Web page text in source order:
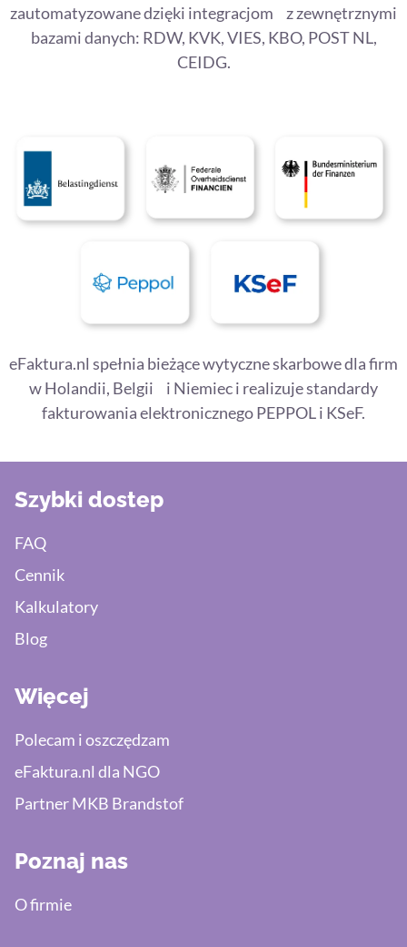
zautomatyzowane dzięki integracjom z zewnętrznymi
bazami danych: RDW, KVK, VIES, KBO, POST NL,
CEIDG.
eFaktura.nl spełnia bieżące wytyczne skarbowe dla firm
w Holandii, Belgii i Niemiec i realizuje standardy
fakturowania elektronicznego PEPPOL i KSeF.
Szybki dostep
FAQ
Cennik
Kalkulatory
Blog
Więcej
Polecam i oszczędzam
eFaktura.nl dla NGO
Partner MKB Brandstof
Poznaj nas
O firmie